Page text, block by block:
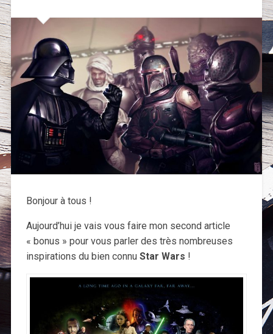
Bonjour à tous !
Aujourd’hui je vais vous faire mon second article
« bonus » pour vous parler des très nombreuses
inspirations du bien connu Star Wars !